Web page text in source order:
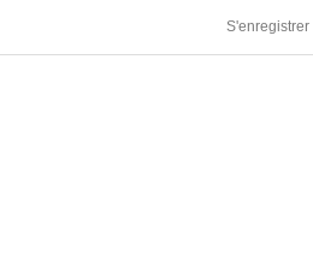
S'enregistrer